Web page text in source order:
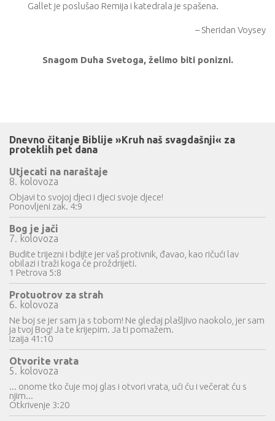
Gallet je poslušao Remija i katedrala je spašena.
– Sheridan Voysey
Snagom Duha Svetoga, želimo biti ponizni.
Dnevno čitanje Biblije »Kruh naš svagdašnji« za
proteklih pet dana
Utjecati na naraštaje
8. kolovoza
Objavi to svojoj djeci i djeci svoje djece!
Ponovljeni zak. 4:9
Bog je jači
7. kolovoza
Budite trijezni i bdijte jer vaš protivnik, đavao, kao ričući lav
obilazi i traži koga će proždrijeti.
1 Petrova 5:8
Protuotrov za strah
6. kolovoza
Ne boj se jer sam ja s tobom! Ne gledaj plašljivo naokolo, jer sam
ja tvoj Bog! Ja te krijepim. Ja ti pomažem.
Izaija 41:10
Otvorite vrata
5. kolovoza
... onome tko čuje moj glas i otvori vrata, ući ću i večerat ću s
njim...
Otkrivenje 3:20